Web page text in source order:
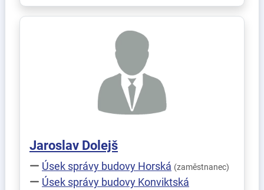
Jaroslav Dolejš
Úsek správy budovy Horská (zaměstnanec)
Úsek správy budovy Konviktská